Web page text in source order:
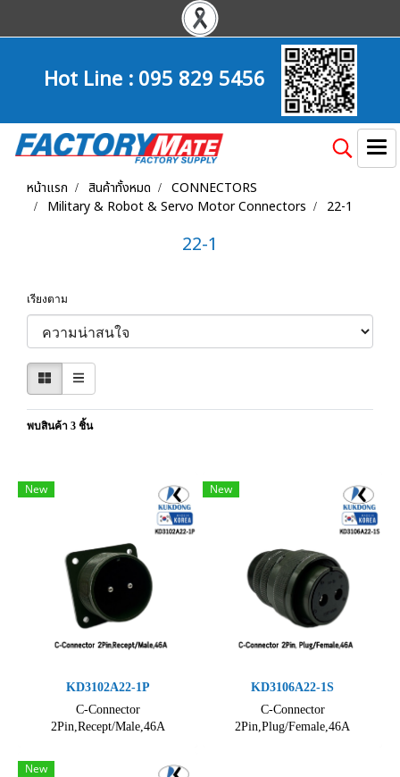
Hot Line :095 829 5456
หน้าแรก สินค้าทั้งหมด
CONNECTORS
Military & Robot & Servo Motor Connectors
22-1
22-1
เรียงตาม
พบสินค้า 3 ชิ้น
New
KD3102A22-1P
C-Connector
2Pin,Recept/Male,46A
New
KD3106A22-1S
C-Connector
2Pin,Plug/Female,46A
New